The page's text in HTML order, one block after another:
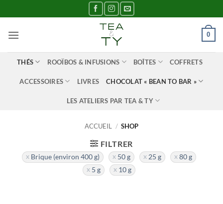
au
contenu
0
THÉS ROOÏBOS & INFUSIONS BOÎTES COFFRETS
ACCESSOIRES LIVRES CHOCOLAT « BEAN TO BAR »
LES ATELIERS PAR TEA & TY
ACCUEIL / SHOP
FILTRER
Brique (environ 400 g) 50 g 25 g
80 g
5 g
10 g